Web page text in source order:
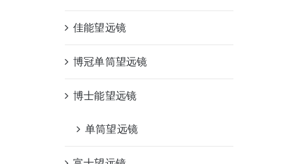
佳能望远镜
博冠单筒望远镜
博士能望远镜
单筒望远镜